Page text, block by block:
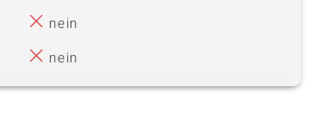
nein
nein